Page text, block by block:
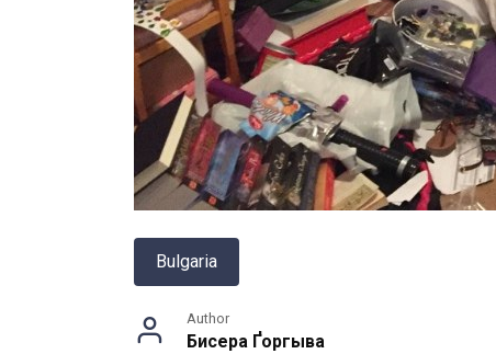
Bulgaria
Author
Бисера Ґоргыва